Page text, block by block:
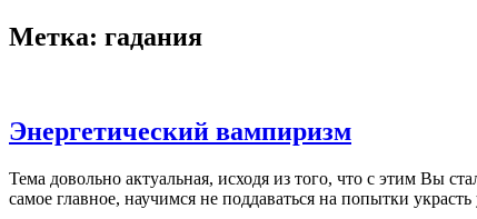
Метка: гадания
Энергетический вампиризм
Тема довольно актуальная, исходя из того, что с этим Вы
самое главное, научимся не поддаваться на попытки